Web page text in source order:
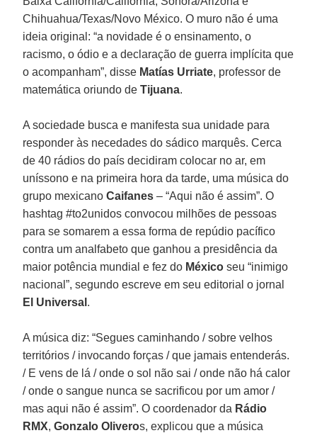
Chihuahua/Texas/Novo México. O muro não é uma
ideia original: “a novidade é o ensinamento, o
racismo, o ódio e a declaração de guerra implícita que
o acompanham”, disse Matías Urriate, professor de
matemática oriundo deTijuana.
A sociedade busca e manifesta sua unidade para
responder às necedades do sádico marquês. Cerca
de 40 rádios do país decidiram colocar no ar, em
uníssono e na primeira hora da tarde, uma música do
grupo mexicanoCaifanes – “Aqui não é assim”. O
hashtag #to2unidos convocou milhões de pessoas
para se somarem a essa forma de repúdio pacífico
contra um analfabeto que ganhou a presidência da
maior potência mundial e fez do México seu “inimigo
nacional”, segundo escreve em seu editorial o jornal
El Universal .
A música diz: “Segues caminhando / sobre velhos
territórios / invocando forças / que jamais entenderás.
/ E vens de lá / onde o sol não sai / onde não há calor
/ onde o sangue nunca se sacrificou por um amor /
mas aqui não é assim”. O coordenador da Rádio
RMX,Gonzalo Oliveros, explicou que a música